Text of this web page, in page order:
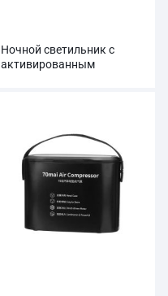
Ночной светильник с
активированным